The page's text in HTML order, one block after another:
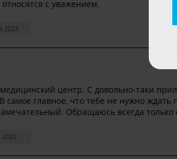
с уважением.
2023
центр. С довольно-таки
самое главное, что тебе не нужно
Обращаюсь всегда
2023